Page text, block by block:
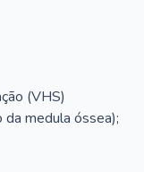
(VHS)
medula óssea);